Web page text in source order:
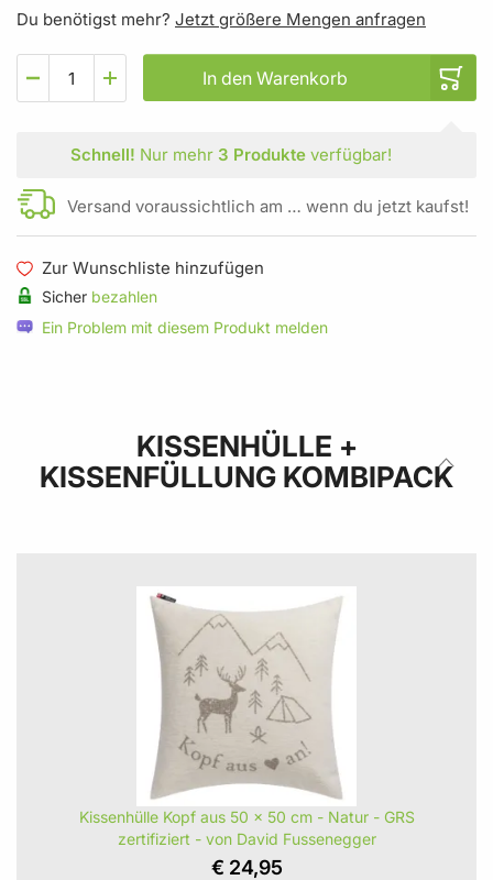
Du benötigst mehr? Jetzt größere Mengen anfragen
In den Warenkorb
Schnell! Nur mehr 3 Produkteverfügbar!
Versand voraussichtlich am … wenn du jetzt kaufst!
Zur Wunschliste hinzufügen
Sicher bezahlen
Ein Problem mit diesem Produkt melden
KISSENHÜLLE +
KISSENFÜLLUNG KOMBIPACK
Kissenhülle Kopf aus 50 x 50 cm - Natur - GRS
zertifiziert - von David Fussenegger
€ 24,95